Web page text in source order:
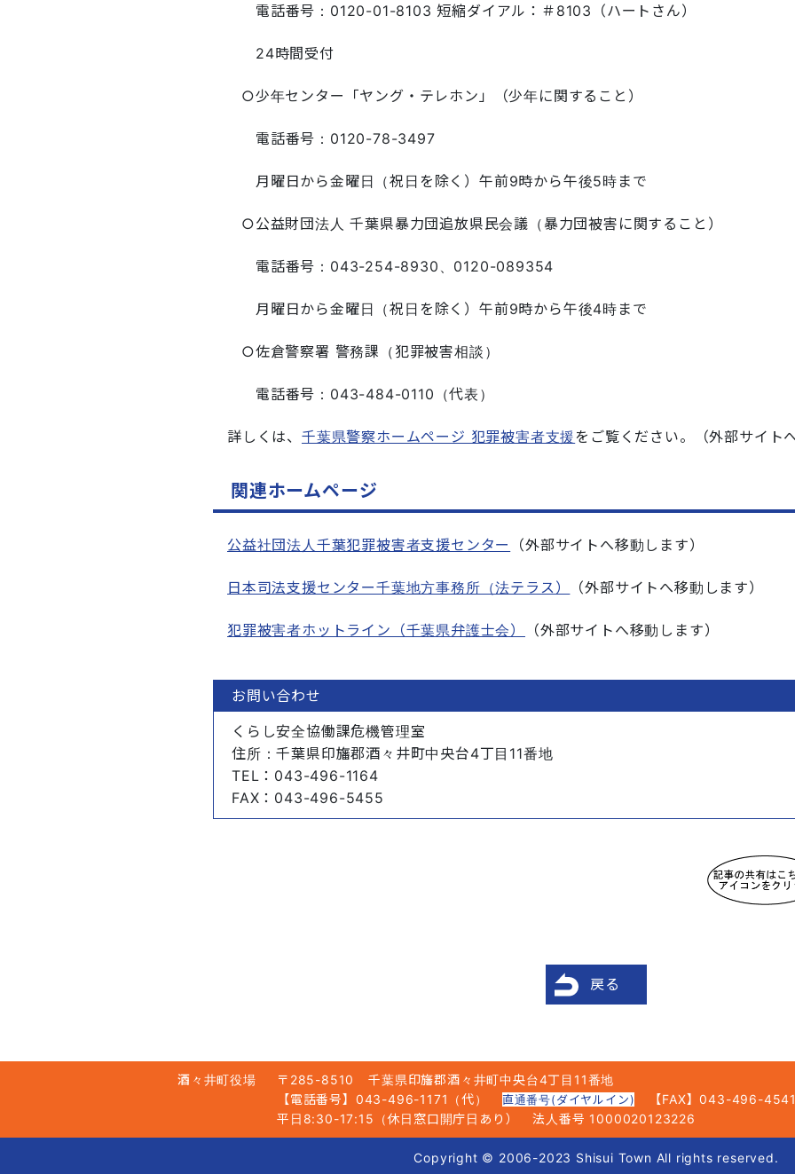
電話番号：0120-01-8103 短縮ダイアル：＃8103（ハートさん）
24時間受付
○少年センター「ヤング・テレホン」（少年に関すること）
電話番号：0120-78-3497
月曜日から金曜日（祝日を除く）午前9時から午後5時まで
○公益財団法人 千葉県暴力団追放県民会議（暴力団被害に関すること）
電話番号：043-254-8930、0120-089354
月曜日から金曜日（祝日を除く）午前9時から午後4時まで
○佐倉警察署 警務課（犯罪被害相談）
電話番号：043-484-0110（代表）
詳しくは、 千葉県警察ホームページ 犯罪被害者支援をご覧ください。（外部サイト
関連ホームページ
公益社団法人千葉犯罪被害者支援センター （外部サイトへ移動します）
日本司法支援センター千葉地方事務所（法テラス） （外部サイトへ移動します）
犯罪被害者ホットライン（千葉県弁護士会） （外部サイトへ移動します）
お問い合わせ
くらし安全協働課危機管理室
住所 ：千葉県印旛郡酒々井町中央台4丁目11番地
TEL ：043-496-1164
FAX ：043-496-5455
戻る
酒々井町役場 〒285-8510
千葉県印旛郡酒々井町中央台4丁目11番地
【電話番号】043-496-1171（代）
直通番号(ダイヤルイン)
【FAX】043-496-
平日8:30-17:15（休日窓口開庁日あり）
法人番号 1000020123226
Copyright © 2006-2023 Shisui Town All rights reserved.